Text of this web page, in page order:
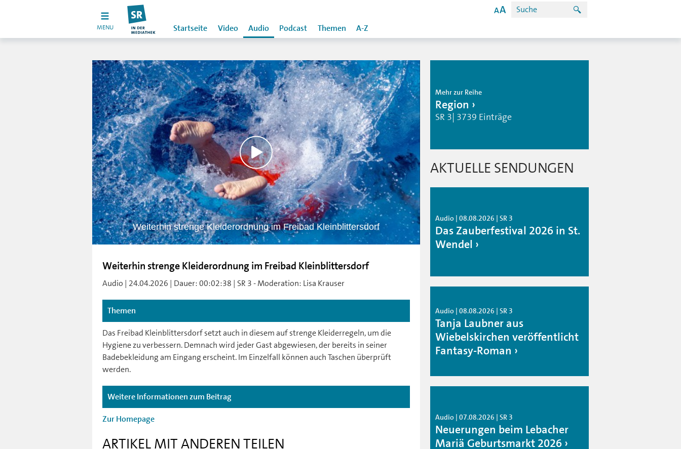
MENU Startseite Video Audio Podcast Themen A-Z
Weiterhin strenge Kleiderordnung im Freibad Kleinblittersdorf
Weiterhin strenge Kleiderordnung im Freibad Kleinblittersdorf
Audio | 24.04.2026 | Dauer: 00:02:38 | SR 3 - Moderation: Lisa Krauser
Themen
Das Freibad Kleinblittersdorf setzt auch in diesem auf strenge Kleiderregeln, um die
Hygiene zu verbessern. Demnach wird jeder Gast abgewiesen, der bereits in seiner
Badebekleidung am Eingang erscheint. Im Einzelfall können auch Taschen überprüft
werden.
Weitere Informationen zum Beitrag
Zur Homepage
ARTIKEL MIT ANDEREN TEILEN
Mehr zur Reihe
Region
SR 3| 3739 Einträge
AKTUELLE SENDUNGEN
Audio | 08.08.2026 | SR 3
Das Zauberfestival 2026 in St.
Wendel
Audio | 08.08.2026 | SR 3
Tanja Laubner aus
Wiebelskirchen veröffentlicht
Fantasy-Roman
Audio | 07.08.2026 | SR 3
Neuerungen beim Lebacher
Mariä Geburtsmarkt 2026